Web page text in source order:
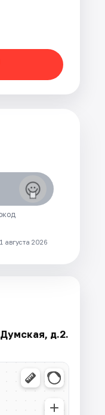
августа 2026
д.2.